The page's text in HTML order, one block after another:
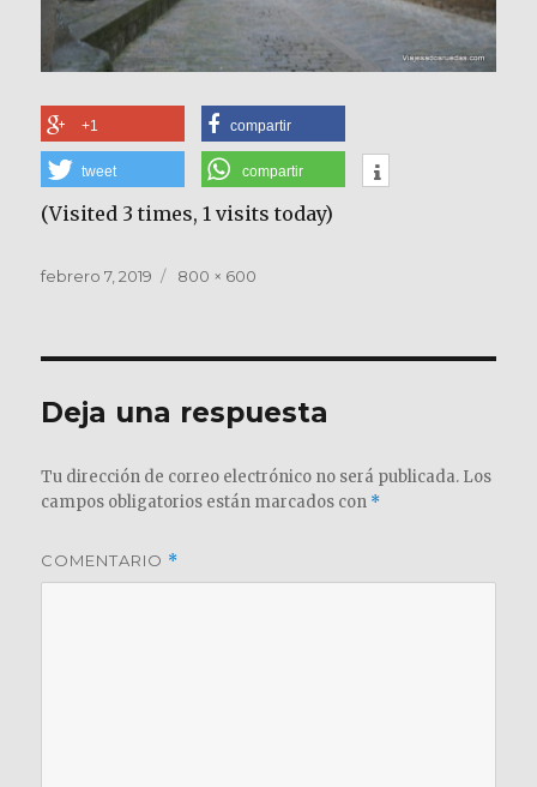
+1 compartir
tweet compartir
(Visited 3 times, 1 visits today)
Publicado
febrero 7, 2019
Tamaño
800 × 600
Deja una respuesta
Tu dirección de correo electrónico no será publicada. Los
campos obligatorios están marcados con *
COMENTARIO *